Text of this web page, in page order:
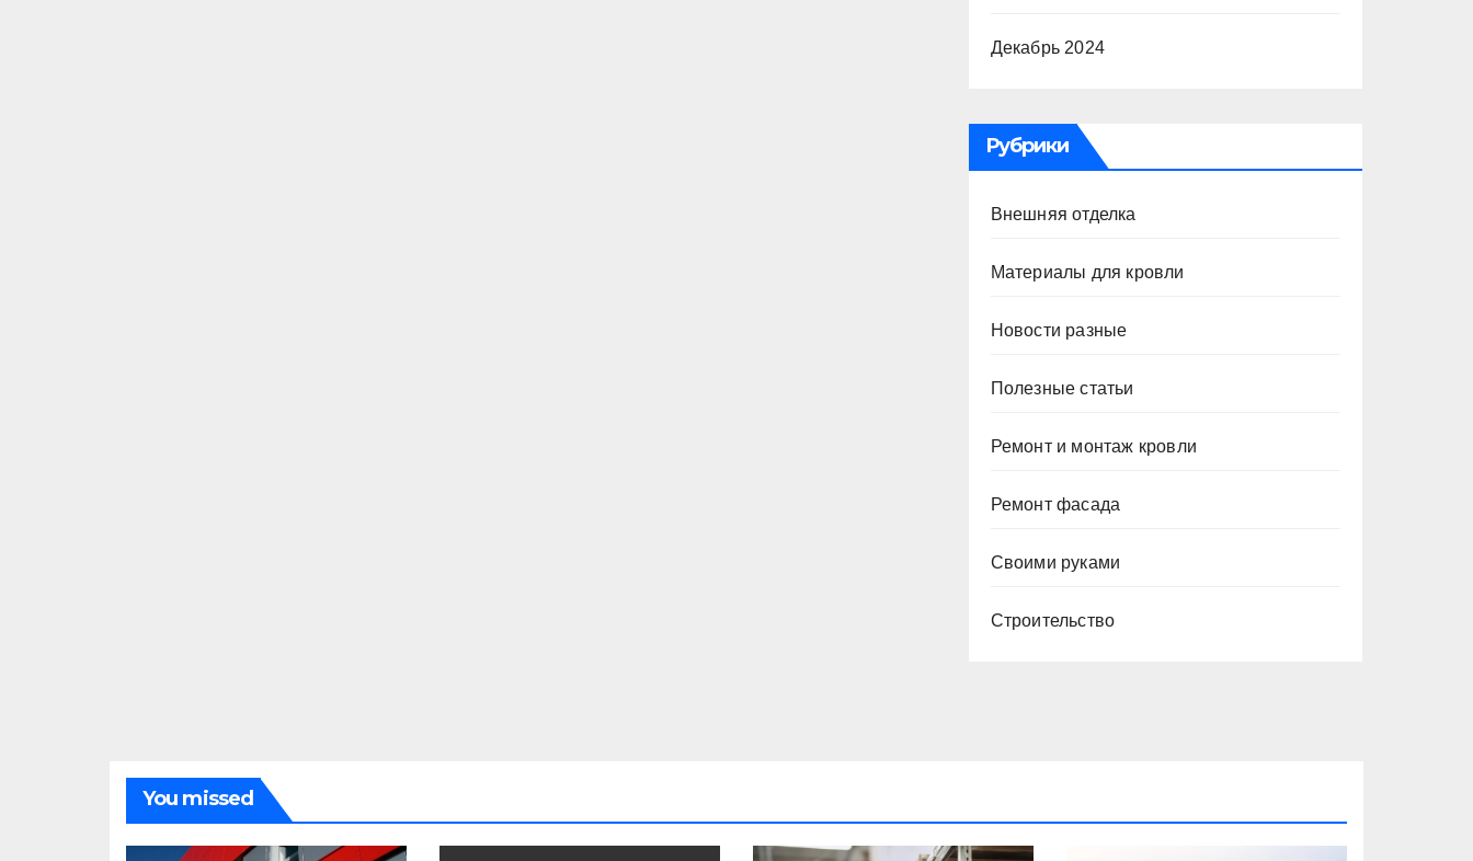
Декабрь 2024
Рубрики
Внешняя отделка
Материалы для кровли
Новости разные
Полезные статьи
Ремонт и монтаж кровли
Ремонт фасада
Своими руками
Строительство
You missed